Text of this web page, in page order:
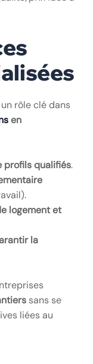
rôle clé dans
en
profils qualifiés.
logement et
la
sans se
liées au